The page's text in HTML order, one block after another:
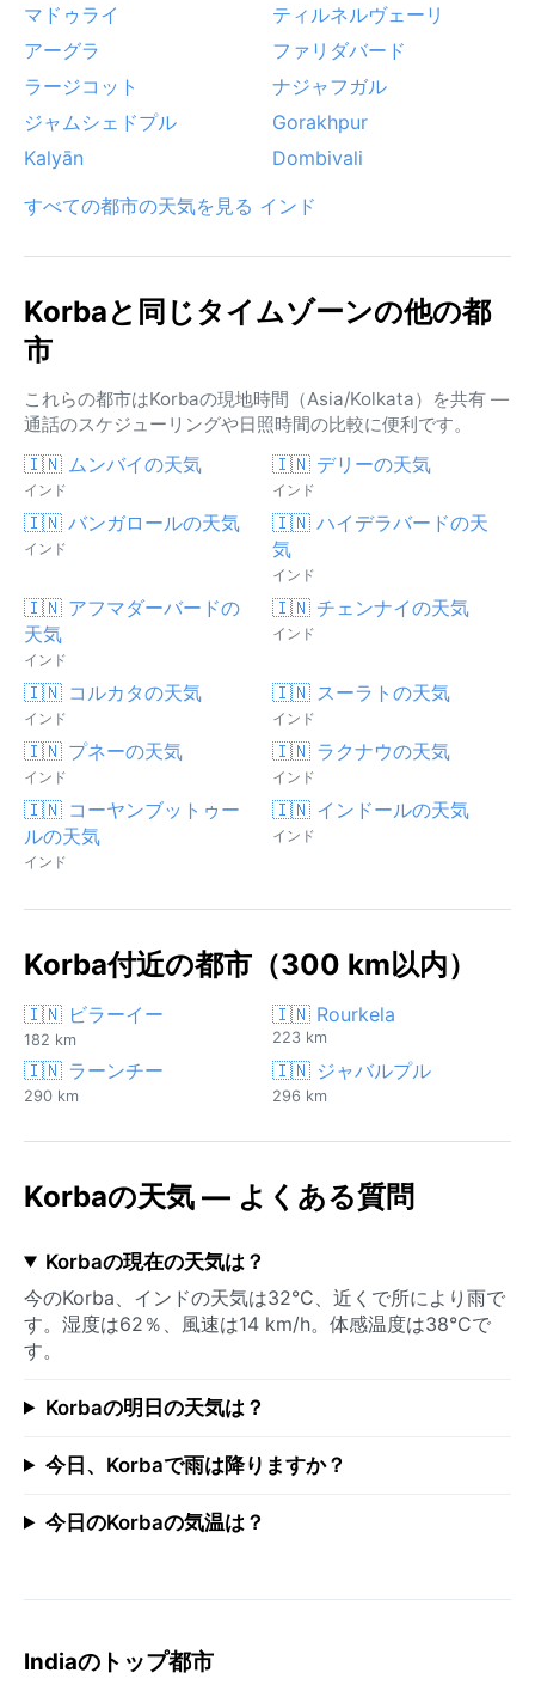
マドゥライ
ティルネルヴェーリ
アーグラ
ファリダバード
ラージコット
ナジャフガル
ジャムシェドプル
Gorakhpur
Kalyān
Dombivali
すべての都市の天気を見る インド
Korbaと同じタイムゾーンの他の都
市
これらの都市はKorbaの現地時間（Asia/Kolkata）を共有 —
通話のスケジューリングや日照時間の比較に便利です。
🇮🇳 ムンバイの天気
インド
🇮🇳 デリーの天気
インド
🇮🇳 バンガロールの天気
インド
🇮🇳 ハイデラバードの天
気
インド
🇮🇳 アフマダーバードの
天気
インド
🇮🇳 チェンナイの天気
インド
🇮🇳 コルカタの天気
インド
🇮🇳 スーラトの天気
インド
🇮🇳 プネーの天気
インド
🇮🇳 ラクナウの天気
インド
🇮🇳 コーヤンブットゥー
ルの天気
インド
🇮🇳 インドールの天気
インド
Korba付近の都市（300 km以内）
🇮🇳 ビラーイー
182 km
🇮🇳 Rourkela
223 km
🇮🇳 ラーンチー
290 km
🇮🇳 ジャバルプル
296 km
Korbaの天気 — よくある質問
Korbaの現在の天気は？
今のKorba、インドの天気は32°C、近くで所により雨で
す。湿度は62％、風速は14 km/h。体感温度は38°Cで
す。
Korbaの明日の天気は？
今日、Korbaで雨は降りますか？
今日のKorbaの気温は？
Indiaのトップ都市